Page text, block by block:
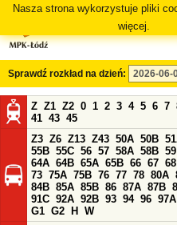
Nasza strona wykorzystuje pliki
więcej.
Sprawdź rozkład na dzień:
Z Z1 Z2 0 1 2 3 4 5 6 7
41 43 45
Z3 Z6 Z13 Z43 50A 50B
55B 55C 56 57 58A 58B 59
64A 64B 65A 65B 66 67 68
73 75A 75B 76 77 78 80A
84B 85A 85B 86 87A 87B
91C 92A 92B 93 94 96 97A
G1 G2 H
W